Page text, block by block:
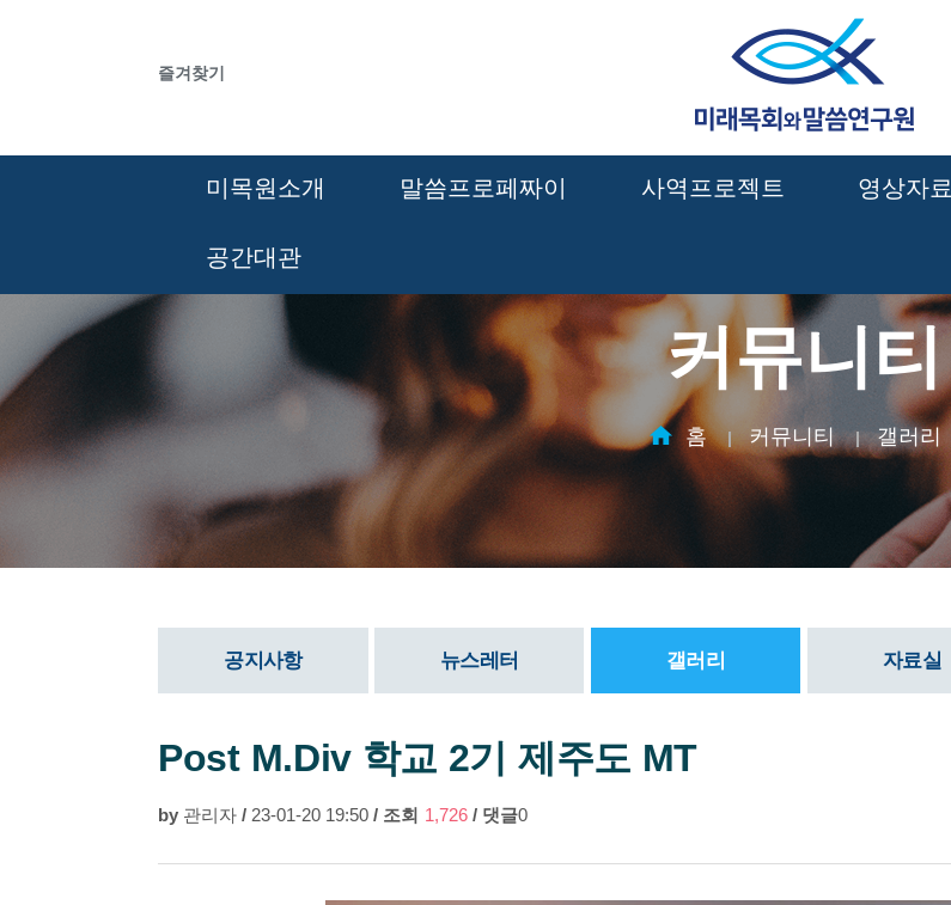
즐겨찾기
미목원소개 말씀프로페짜이 사역프로젝트 영상자료
공간대관
커뮤니티
홈 커뮤니티 갤러리
공지사항 뉴스레터 갤러리 자료실
Post M.Div 학교 2기 제주도 MT
by 관리자 / 23-01-20 19:50 / 조회 1,726 / 댓글0